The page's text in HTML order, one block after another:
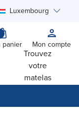
Luxembourg
panier Mon compte
Trouvez
votre
matelas